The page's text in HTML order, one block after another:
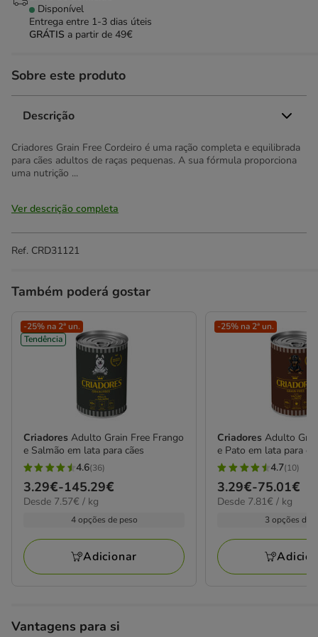
Disponível
Entrega entre 1-3 dias úteis
GRÁTIS a partir de 49€
Sobre este produto
Descrição
Criadores Grain Free Cordeiro é uma ração completa e equilibrada
para cães adultos de raças pequenas. A sua fórmula proporciona
uma nutrição ...
Ver descrição completa
Ref. CRD31121
Também poderá gostar
-25% na 2ª un.
Tendência
Criadores Adulto Grain Free Frango
e Salmão em lata para cães
4.6
estrelas
com
avaliações
4.6(36)
Preço
de
145.29€
3.29€-145.29€
7.57€
Desde 7.57€ / kg
4 opções de peso
Adicionar
-25% na 2ª un.
CriadoresAdulto
e Pato em lata para
4.7
estrelas
com
avaliações
4.7(10)
Preço
de
75.01€
3.29€-75.01€
7.81€
Desde 7.81€ / kg
3 opções de
Vantagens para si